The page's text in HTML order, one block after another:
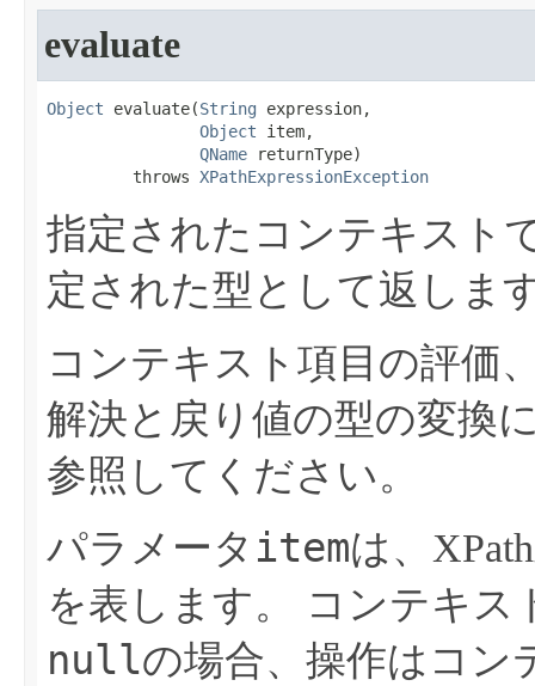
evaluate
Object evaluate​(String expression,
Object item,
QName returnType)
         throws
XPathExpressionException
指定されたコンテキスト
定された型として返しま
コンテキスト項目の評価
解決と戻り値の型の変換
参照してください。
パラメータ itemは、
を表します。
コンテキス
nullの場合、操作はコン